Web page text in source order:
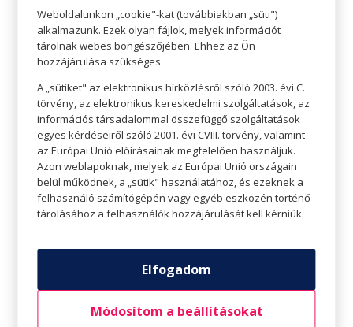
Ezután mehet a tojás a hagymahéj, lilakáposzta
levelek vagy egyéb természetes anyagok közé
főni.
Szódabikarbónával festett húsvéti tojás:
Irány a kamra, nézz körül! Van ételfestéked,
eceted és szódabikarbónád? Ha igen, akkor
máris nekifoghatsz a festésnek. Gyerekek is
élvezni fogják, mivel az ecet és a szódabikarbóna
reakciója roppant látványos. Nem kell semmi
néhány zacskó sütőporral vagy
szódabikarbónával és egy kanál vízzel, majd ezzel
a masszával bekenni a tojást. Öntsd le egy kis
ecettel pár perc után, és máris kitör a vulkán!
Weboldalunkon „cookie"-kat (továbbiakban „süti")
alkalmazunk. Ezek olyan fájlok, melyek információt
tárolnak webes böngészőjében. Ehhez az Ön
hozzájárulása szükséges.
A „sütiket" az elektronikus hírközlésről szóló 2003. évi C.
törvény, az elektronikus kereskedelmi szolgáltatások, az
információs társadalommal összefüggő szolgáltatások
egyes kérdéseiről szóló 2001. évi CVIII. törvény, valamint
az Európai Unió előírásainak megfelelően használjuk.
Azon weblapoknak, melyek az Európai Unió országain
belül működnek, a „sütik" használatához, és ezeknek a
felhasználó számítógépén vagy egyéb eszközén történő
tárolásához a felhasználók hozzájárulását kell kérniük.
Elfogadom
Módosítom a beállításokat